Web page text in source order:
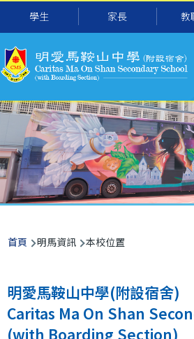
移至主內容
學生 家長 教
导
航
導
航
結
首頁 明馬資訊 本校位置
明愛馬鞍山中學(附設宿舍)
Caritas Ma On Shan
(with Boarding Section)